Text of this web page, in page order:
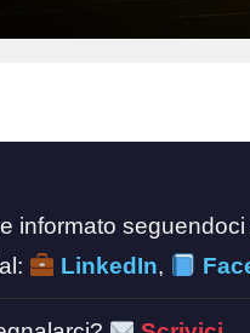
informato seguendoci
LinkedIn,